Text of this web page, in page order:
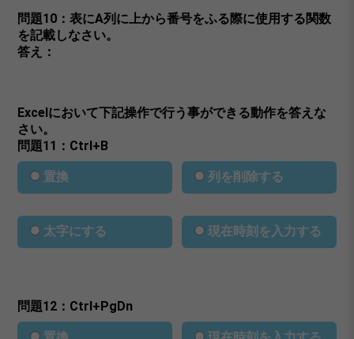
問題10：表にA列に上から番号をふる際に使用する関数
を記載しなさい。
答え：
Excelにおいて下記操作で行う事ができる動作を答えな
さい。
問題11：Ctrl+B
置換 列を削除する
太字にする 現在時刻を入力する
問題12：Ctrl+PgDn